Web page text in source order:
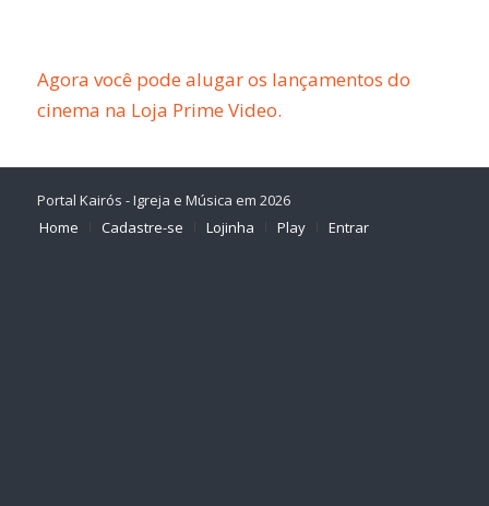
Agora você pode alugar os lançamentos do
cinema na Loja Prime Video.
Portal Kairós - Igreja e Música em 2026
Home
Cadastre-se Lojinha Play Entrar